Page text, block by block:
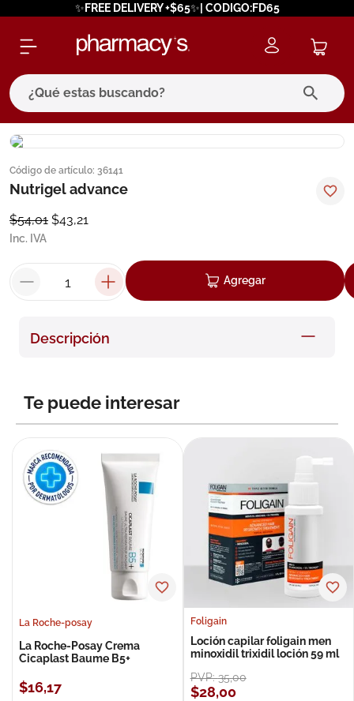
✨FREE DELIVERY +$65✨| CODIGO:FD65
¿Qué estas buscando?
Código de artículo: 36141
Nutrigel advance
$54,01 $43,21
Inc. IVA
Agregar
Descripción
Te puede interesar
La Roche-posay
La Roche-Posay Crema
Cicaplast Baume B5+
$16,17
Foligain
Loción capilar foligain men
minoxidil trixidil loción 59 ml
PVP:35,00
$28,00
términos más buscados
1. eucerin
bioderma
cerave
7. isdin
megacistin
10.pañales